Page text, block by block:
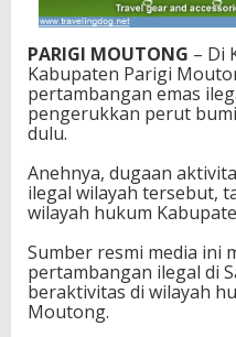
PARIGI MOUTONG – Di
Kabupaten Parigi
pertambangan emas
pengerukkan perut
dulu.
Anehnya, dugaan
ilegal wilayah tersebut,
wilayah hukum
Sumber resmi media ini
pertambangan ilegal di
beraktivitas di wilayah
Moutong.